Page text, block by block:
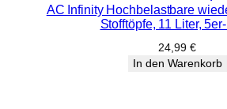
AC Infinity Hochbelastbare
Stofftöpfe, 11 Liter,
24,99 €
In den Warenkorb